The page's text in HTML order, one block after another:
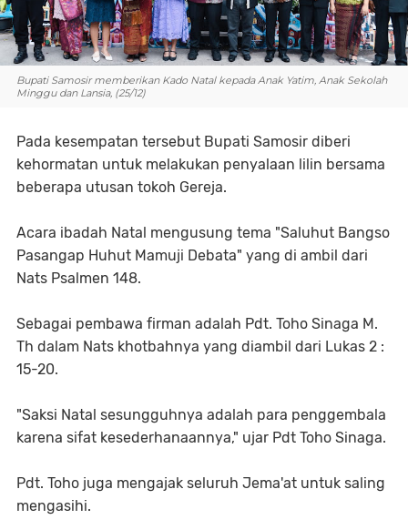
Bupati Samosir memberikan Kado Natal kepada Anak Yatim, Anak Sekolah
Minggu dan Lansia, (25/12)
Pada kesempatan tersebut Bupati Samosir diberi
kehormatan untuk melakukan penyalaan lilin bersama
beberapa utusan tokoh Gereja.
Acara ibadah Natal mengusung tema "Saluhut Bangso
Pasangap Huhut Mamuji Debata" yang di ambil dari
Nats Psalmen 148.
Sebagai pembawa firman adalah Pdt. Toho Sinaga M.
Th dalam Nats khotbahnya yang diambil dari Lukas 2 :
15-20.
"Saksi Natal sesungguhnya adalah para penggembala
karena sifat kesederhanaannya," ujar Pdt Toho Sinaga.
Pdt. Toho juga mengajak seluruh Jema'at untuk saling
mengasihi.